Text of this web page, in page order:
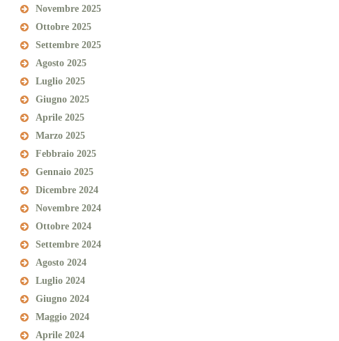
Novembre 2025
Ottobre 2025
Settembre 2025
Agosto 2025
Luglio 2025
Giugno 2025
Aprile 2025
Marzo 2025
Febbraio 2025
Gennaio 2025
Dicembre 2024
Novembre 2024
Ottobre 2024
Settembre 2024
Agosto 2024
Luglio 2024
Giugno 2024
Maggio 2024
Aprile 2024